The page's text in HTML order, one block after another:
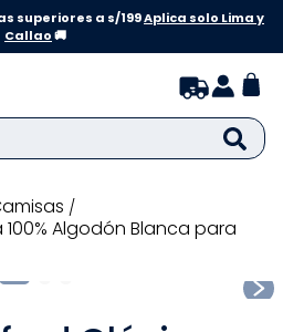
superiores a s/199Aplica solo Lima y
Callao🚚
camisas
Algodón Blanca para